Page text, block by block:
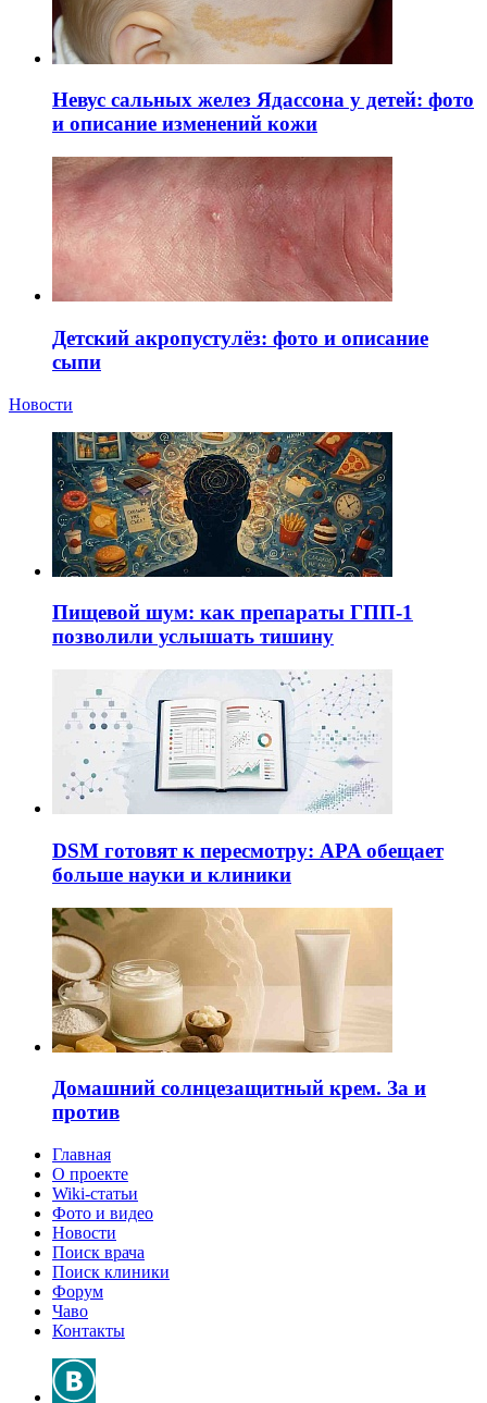
Невус сальных желез Ядассона у детей: фото
и описание изменений кожи
Детский акропустулёз: фото и описание
сыпи
Новости
Пищевой шум: как препараты ГПП-1
позволили услышать тишину
DSM готовят к пересмотру: APA обещает
больше науки и клиники
Домашний солнцезащитный крем. За и
против
Главная
О проекте
Wiki-статьи
Фото и видео
Новости
Поиск врача
Поиск клиники
Форум
Чаво
Контакты